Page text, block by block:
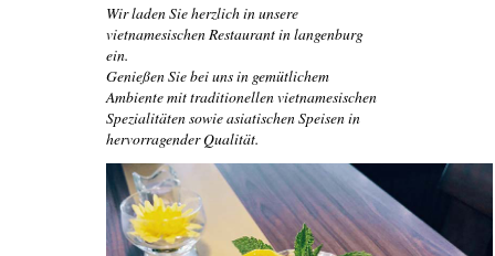
Wir laden Sie herzlich in unsere
vietnamesischen Restaurant in langenburg
ein.
Genießen Sie bei uns in gemütlichem
Ambiente mit traditionellen vietnamesischen
Spezialitäten sowie asiatischen Speisen in
hervorragender Qualität.